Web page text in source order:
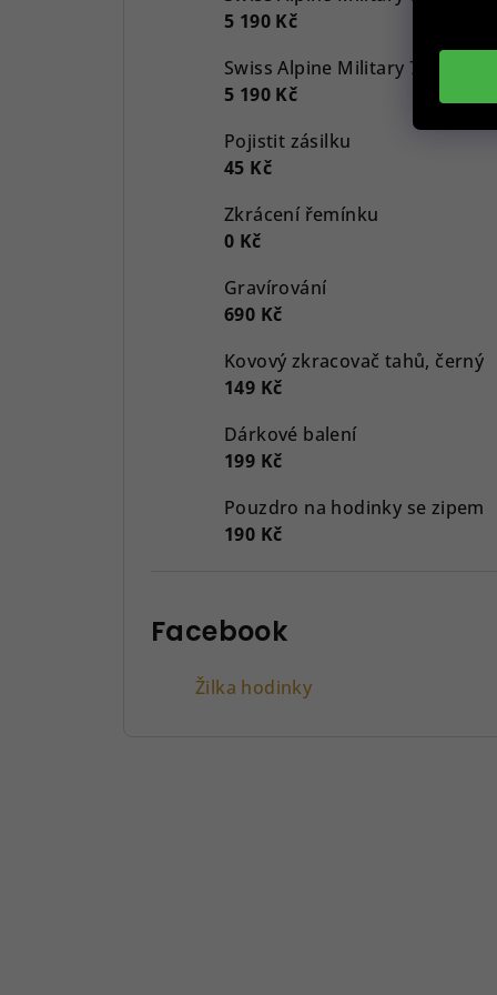
5 190 Kč
5 190 Kč
Pojistit zásilku
45 Kč
Zkrácení řemínku
0 Kč
Gravírování
690 Kč
Kovový zkracovač tahů, černý
149 Kč
Dárkové balení
199 Kč
Pouzdro na hodinky se zipem
190 Kč
Facebook
Žilka hodinky